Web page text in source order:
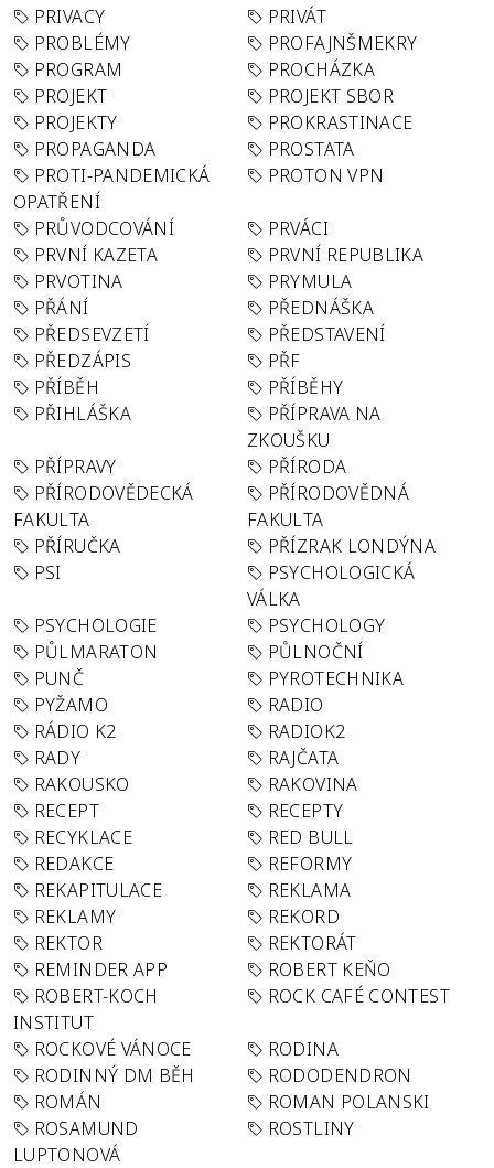
PRIVACY
PRIVÁT
PROBLÉMY
PROFAJNŠMEKRY
PROGRAM
PROCHÁZKA
PROJEKT
PROJEKT SBOR
PROJEKTY
PROKRASTINACE
PROPAGANDA
PROSTATA
PROTI-PANDEMICKÁ
OPATŘENÍ
PROTON VPN
PRŮVODCOVÁNÍ
PRVÁCI
PRVNÍ KAZETA
PRVNÍ REPUBLIKA
PRVOTINA
PRYMULA
PŘÁNÍ
PŘEDNÁŠKA
PŘEDSEVZETÍ
PŘEDSTAVENÍ
PŘEDZÁPIS
PŘF
PŘÍBĚH
PŘÍBĚHY
PŘIHLÁŠKA
PŘÍPRAVA NA
ZKOUŠKU
PŘÍPRAVY
PŘÍRODA
PŘÍRODOVĚDECKÁ
FAKULTA
PŘÍRODOVĚDNÁ
FAKULTA
PŘÍRUČKA
PŘÍZRAK LONDÝNA
PSI
PSYCHOLOGICKÁ
VÁLKA
PSYCHOLOGIE
PSYCHOLOGY
PŮLMARATON
PŮLNOČNÍ
PUNČ
PYROTECHNIKA
PYŽAMO
RADIO
RÁDIO K2
RADIOK2
RADY
RAJČATA
RAKOUSKO
RAKOVINA
RECEPT
RECEPTY
RECYKLACE
RED BULL
REDAKCE
REFORMY
REKAPITULACE
REKLAMA
REKLAMY
REKORD
REKTOR
REKTORÁT
REMINDER APP
ROBERT KEŇO
ROBERT-KOCH
INSTITUT
ROCK CAFÉ CONTEST
ROCKOVÉ VÁNOCE
RODINA
RODINNÝ DM BĚH
RODODENDRON
ROMÁN
ROMAN POLANSKI
ROSAMUND
LUPTONOVÁ
ROSTLINY